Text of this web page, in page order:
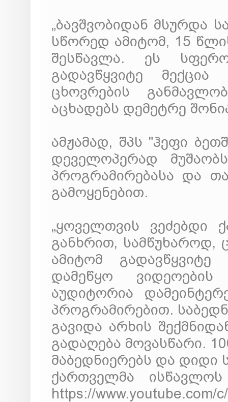
„ბავშვობიდან მსურდა
სწორედ ამიტომ, 15
შესწავლა. ეს
გადავწყვიტე
ცხოვრების
აცხადებს დემეტრე
ამჟამად, შპს "ჰეფი
დეველოპერად
პროგრამირებასა და
გამოყენებით.
„ყოველთვის ვეძებდი
განხრით,
ამიტომ
დამეწყო
აუდიტორია
პროგრამირებით.
გავიდა არხის
გადაღება მოვასწარი.
მაბედნიერებს და დიდი
ქართველმა
https://www.youtube.com/